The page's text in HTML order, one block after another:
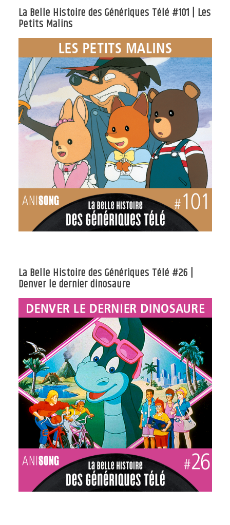
La Belle Histoire des Génériques Télé #101 | Les
Petits Malins
La Belle Histoire des Génériques Télé #26 |
Denver le dernier dinosaure